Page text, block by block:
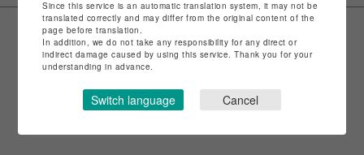
Since this service is an automatic translation system, it may not be
translated correctly and may differ from the original content of the
page before translation.
In addition, we do not take any responsibility for any direct or
indirect damage caused by using this service. Thank you for your
understanding in advance.
Switch language Cancel